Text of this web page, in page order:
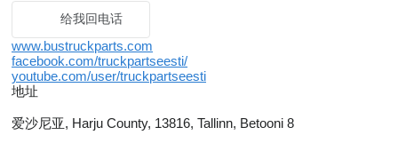
给我回电话
www.bustruckparts.com
facebook.com/truckpartseesti/
youtube.com/user/truckpartseesti
地址
爱沙尼亚, Harju County, 13816, Tallinn, Betooni 8